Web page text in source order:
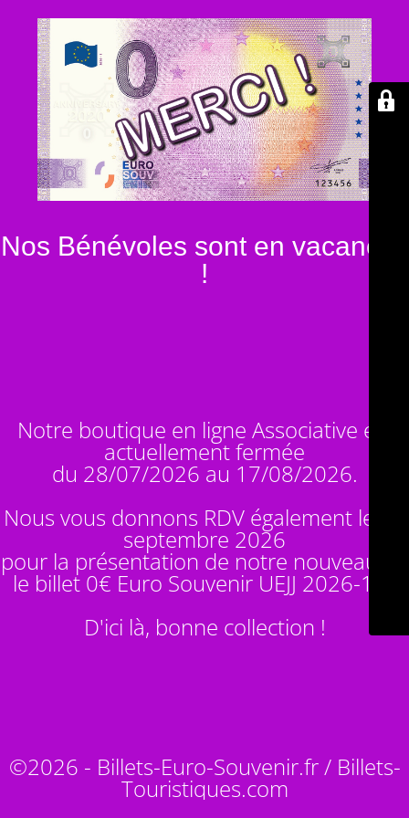
Nos Bénévoles sont en vacances
!
Notre boutique en ligne Associative est
actuellement fermée
du 28/07/2026 au 17/08/2026.
Nous vous donnons RDV également le 14
septembre 2026
pour la présentation de notre nouveauté :
le billet 0€ Euro Souvenir UEJJ 2026-10
D'ici là, bonne collection !
©2026 - Billets-Euro-Souvenir.fr / Billets-
Touristiques.com